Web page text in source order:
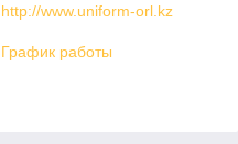
http://www.uniform-orl.kz
График работы